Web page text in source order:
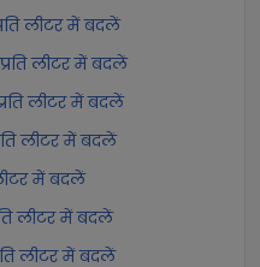
लीटर में बदलें
प्रति लीटर में बदलें
लीटर में बदलें
लीटर में बदलें
लीटर में बदलें
लीटर में बदलें
लीटर में बदलें